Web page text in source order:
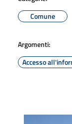
Comune
Argomenti:
Accesso